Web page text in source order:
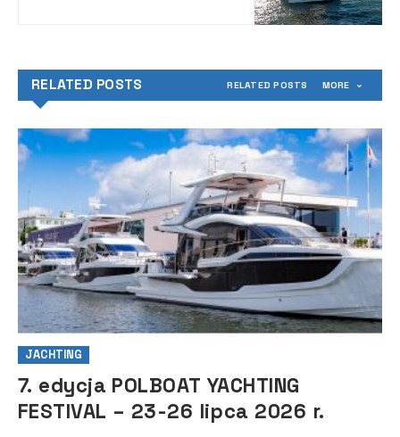
RELATED POSTS RELATED POSTS MORE
JACHTING
7. edycja POLBOAT YACHTING
FESTIVAL – 23-26 lipca 2026 r.